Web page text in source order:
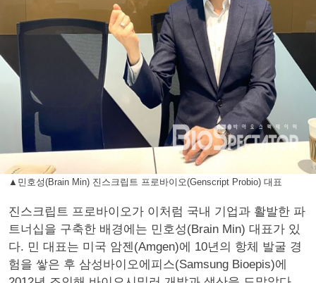
▲민호성(Brain Min) 진스크립트 프로바이오(Genscript Probio) 대표
진스크립트 프로바이오가 이처럼 국내 기업과 활발한 파
트너십을 구축한 배경에는 민호성(Brain Min) 대표가 있
다. 민 대표는 미국 암젠(Amgen)에 10년의 항체 발굴 경
험을 쌓은 후 삼성바이오에피스(Samsung Bioepis)에